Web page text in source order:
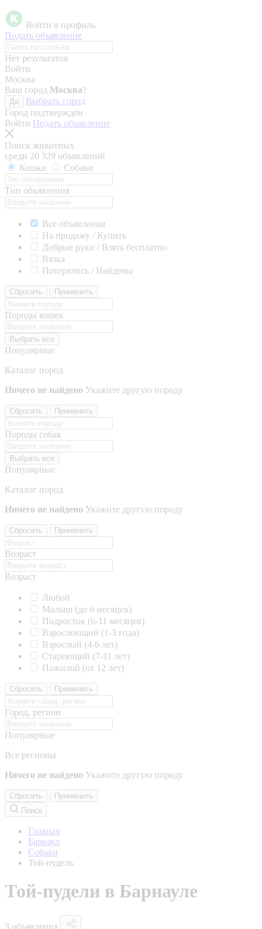
Войти в профиль
Подать объявление
Нет результатов
Войти
Москва
Ваш город Москва?
Да
Выбрать город
Город подтверждён
Войти Подать объявление
Поиск животных
среди 20 329 объявлений
Кошки
Собаки
Тип объявления
Все объявления
На продажу / Купить
Добрые руки / Взять бесплатно
Вязка
Потерялись / Найдены
Сбросить Применить
Породы кошек
Выбрать все
Популярные
Каталог пород
Ничего не найдено Укажите другую породу
Сбросить Применить
Породы собак
Выбрать все
Популярные
Каталог пород
Ничего не найдено Укажите другую породу
Сбросить Применить
Возраст
Возраст
Любой
Малыш (до 6 месяцев)
Подросток (6-11 месяцев)
Взрослеющий (1-3 года)
Взрослый (4-6 лет)
Стареющий (7-11 лет)
Пожилой (от 12 лет)
Сбросить Применить
Город, регион
Популярные
Все регионы
Ничего не найдено Укажите другую породу
Сбросить
Применить
Поиск
Главная
Барнаул
Собаки
Той-пудель
Той-пудели в Барнауле
3 объявления